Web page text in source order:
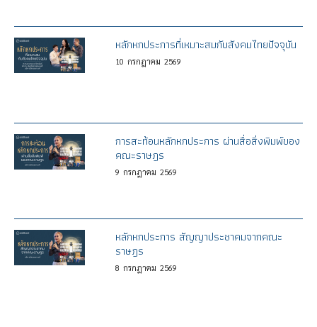
หลักหกประการที่เหมาะสมกับสังคมไทยปัจจุบัน
10 กรกฎาคม 2569
การสะท้อนหลักหกประการ ผ่านสื่อสิ่งพิมพ์ของ
คณะราษฎร
9 กรกฎาคม 2569
หลักหกประการ สัญญาประชาคมจากคณะ
ราษฎร
8 กรกฎาคม 2569